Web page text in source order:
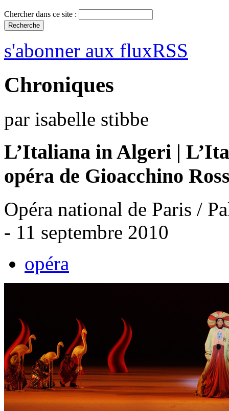
Chercher dans ce site :
s'abonner aux fluxRSS
Chroniques
par isabelle stibbe
L’Italiana in Algeri |
opéra de Gioacchino
Opéra national de Paris /
- 11 septembre 2010
opéra